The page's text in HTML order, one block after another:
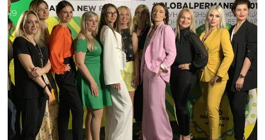
Son Dakika
Kent
Eğlence